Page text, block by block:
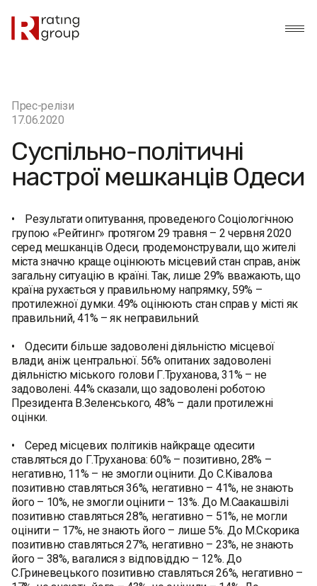
Прес-релізи
17.06.2020
Суспільно-політичні
настрої мешканців Одеси
• Результати опитування, проведеного Соціологічною
групою «Рейтинг» протягом 29 травня – 2 червня 2020
серед мешканців Одеси, продемонстрували, що жителі
міста значно краще оцінюють місцевий стан справ, аніж
загальну ситуацію в країні. Так, лише 29% вважають, що
країна рухається у правильному напрямку, 59% –
протилежної думки. 49% оцінюють стан справ у місті як
правильний, 41% – як неправильний.
• Одесити більше задоволені діяльністю місцевої
влади, аніж центральної. 56% опитаних задоволені
діяльністю міського голови Г.Труханова, 31% – не
задоволені. 44% сказали, що задоволені роботою
Президента В.Зеленського, 48% – дали протилежні
оцінки.
• Серед місцевих політиків найкраще одесити
ставляться до Г.Труханова: 60% – позитивно, 28% –
негативно, 11% – не змогли оцінити. До С.Ківалова
позитивно ставляться 36%, негативно – 41%, не знають
його – 10%, не змогли оцінити – 13%. До М.Саакашвілі
позитивно ставляться 28%, негативно – 51%, не могли
оцінити – 17%, не знають його – лише 5%. До М.Скорика
позитивно ставляться 27%, негативно – 23%, не знають
його – 38%, вагалися з відповіддю – 12%. До
С.Гриневецького позитивно ставляться 26%, негативно –